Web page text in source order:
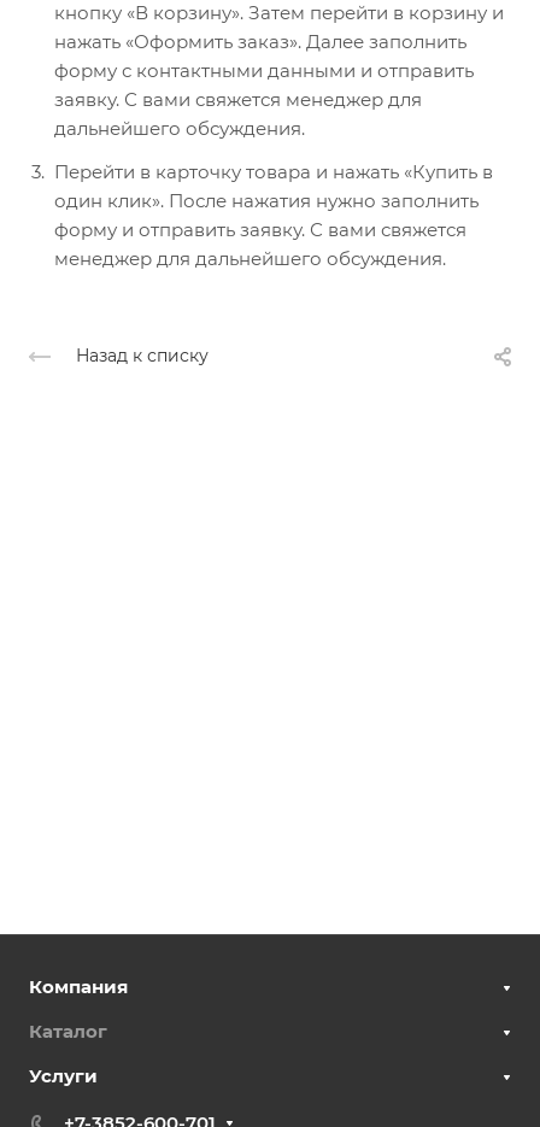
кнопку «В корзину». Затем перейти в корзину и
нажать «Оформить заказ». Далее заполнить
форму с контактными данными и отправить
заявку. С вами свяжется менеджер для
дальнейшего обсуждения.
Перейти в карточку товара и нажать «Купить в
один клик». После нажатия нужно заполнить
форму и отправить заявку. С вами свяжется
менеджер для дальнейшего обсуждения.
Назад к списку
Компания
Каталог
Услуги